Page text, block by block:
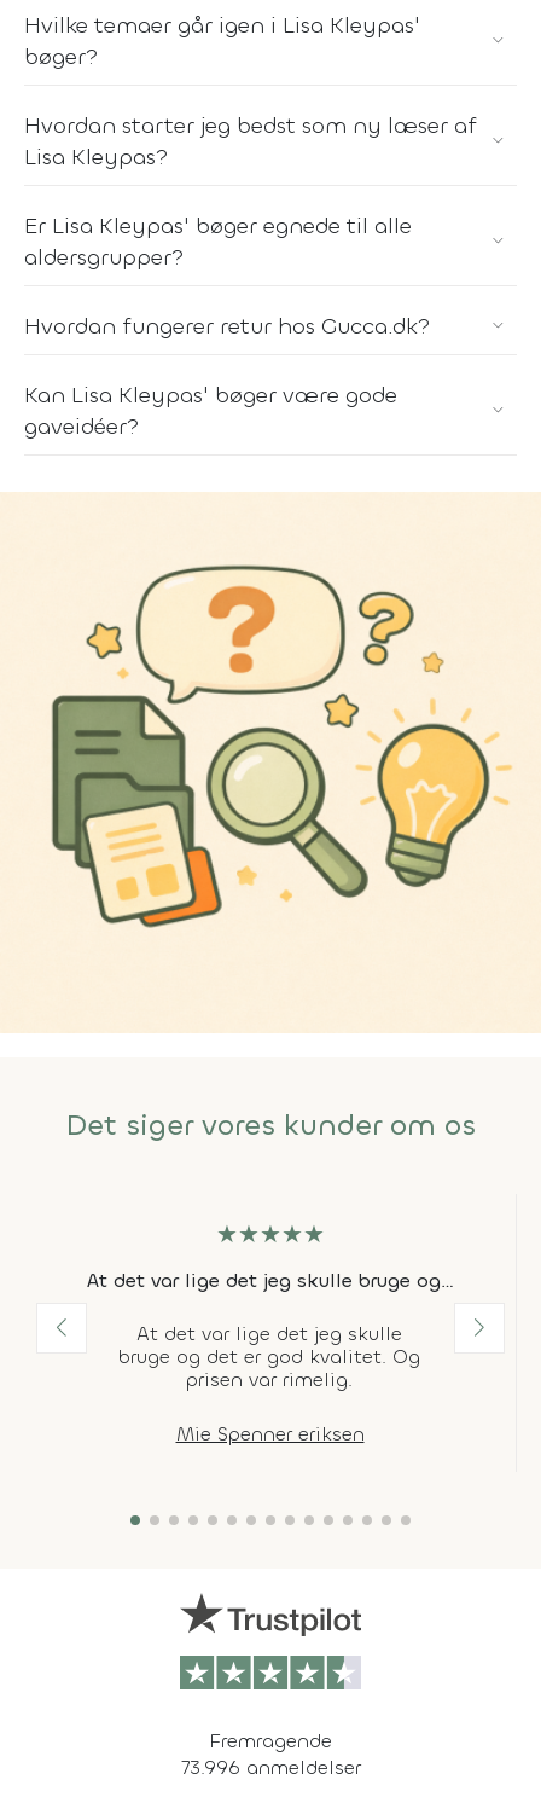
Hvilke temaer går igen i Lisa Kleypas'
bøger?
Hvordan starter jeg bedst som ny læser af
Lisa Kleypas?
Er Lisa Kleypas' bøger egnede til alle
aldersgrupper?
Hvordan fungerer retur hos Gucca.dk?
Kan Lisa Kleypas' bøger være gode
gaveidéer?
Det siger vores kunder om os
★★★★★
At det var lige det jeg skulle bruge og…
At det var lige det jeg skulle
bruge og det er god kvalitet. Og
prisen var rimelig.
Mie Spenner eriksen
Fremragende
73.996 anmeldelser